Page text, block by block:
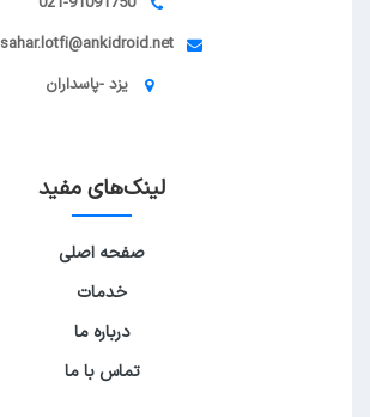
sahar.lotfi@ankidroid.net
یزد -پاسداران
لینک‌های مفید
صفحه اصلی
خدمات
درباره ما
تماس با ما